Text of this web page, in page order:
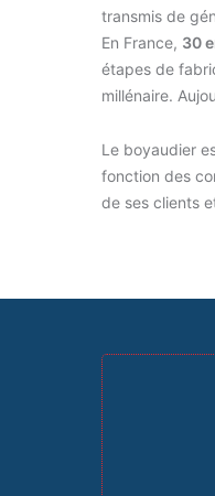
transmis de
En France, 30
étapes de
millénaire.
Le boyaudier
fonction des
de ses clients